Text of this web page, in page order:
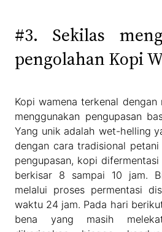
#3. Sekilas
pengolahan Kopi
Kopi wamena terkenal
menggunakan pengupasan
Yang unik adalah wet-helling
dengan cara tradisional
pengupasan, kopi
berkisar 8 sampai 10 jam.
melalui proses permentasi
waktu 24 jam. Pada hari
bena yang masih